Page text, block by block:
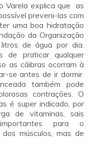
explica que as
preveni-las com
uma boa hidratação
da Organização
de água por dia.
de praticar qualquer
as cãibras ocorram à
se antes de ir dormir.
também pode
contrações. O
é super indicado, por
de vitaminas, sais
para o
músculos, mas de